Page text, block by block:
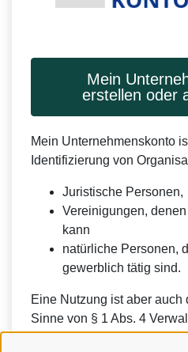
Mein
erstellen oder
Mein Unternehmenskonto
Identifizierung von
Juristische Personen,
Vereinigungen,
kann
natürliche Personen,
gewerblich tätig sind.
Eine Nutzung ist aber auch
Sinne von § 1 Abs. 4
(VwVfG) möglich.